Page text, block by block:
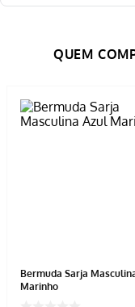
Bermuda Sarja
Marinho